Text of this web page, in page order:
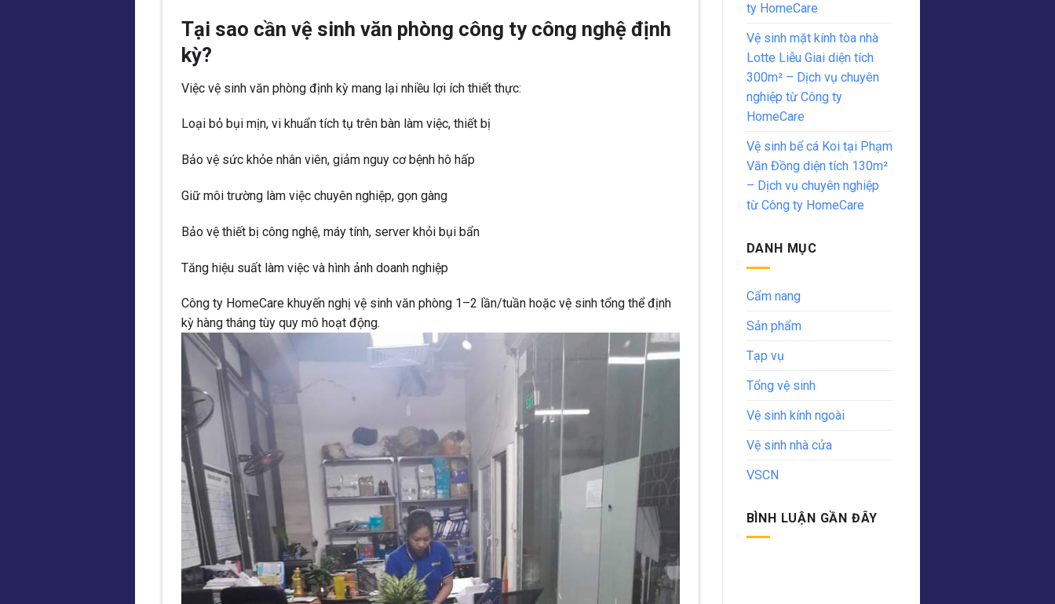
Tại sao cần vệ sinh văn phòng công ty công nghệ định
kỳ?
Việc vệ sinh văn phòng định kỳ mang lại nhiều lợi ích thiết thực:
Loại bỏ bụi mịn, vi khuẩn tích tụ trên bàn làm việc, thiết bị
Bảo vệ sức khỏe nhân viên, giảm nguy cơ bệnh hô hấp
Giữ môi trường làm việc chuyên nghiệp, gọn gàng
Bảo vệ thiết bị công nghệ, máy tính, server khỏi bụi bẩn
Tăng hiệu suất làm việc và hình ảnh doanh nghiệp
Công ty HomeCare khuyến nghị vệ sinh văn phòng 1–2 lần/tuần hoặc vệ sinh tổng thể định
kỳ hàng tháng tùy quy mô hoạt động.
ty HomeCare
Vệ sinh mặt kính tòa nhà
Lotte Liễu Giai diện tích
300m² – Dịch vụ chuyên
nghiệp từ Công ty
HomeCare
Vệ sinh bể cá Koi tại Phạm
Văn Đồng diện tích 130m²
– Dịch vụ chuyên nghiệp
từ Công ty HomeCare
DANH MỤC
Cẩm nang
Sản phẩm
Tạp vụ
Tổng vệ sinh
Vệ sinh kính ngoài
Vệ sinh nhà cửa
VSCN
BÌNH LUẬN GẦN ĐÂY